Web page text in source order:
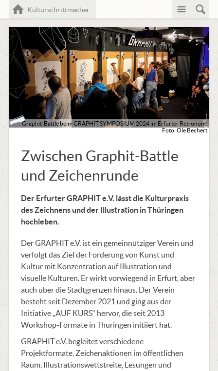
KulturschrittmacherHome Menü
Graphit-Battle beim GRAPHIT SYMPOSIUM 2024 im Erfurter Retronom.
Foto: Ole Bechert
Zwischen Graphit-Battle
und Zeichenrunde
Der Erfurter GRAPHIT e.V. lässt die Kulturpraxis
des Zeichnens und der Illustration in Thüringen
hochleben.
Der GRAPHIT e.V. ist ein gemeinnütziger Verein und
verfolgt das Ziel der Förderung von Kunst und
Kultur mit Konzentration auf Illustration und
visuelle Kulturen. Er wirkt vorwiegend in Erfurt, aber
auch über die Stadtgrenzen hinaus. Der Verein
besteht seit Dezember 2021 und ging aus der
Initiative „AUF KURS“ hervor, die seit 2013
Workshop-Formate in Thüringen initiiert hat.
GRAPHIT e.V. begleitet verschiedene
Projektformate, Zeichenaktionen im öffentlichen
Raum, Illustrationswettstreite, Lesungen und